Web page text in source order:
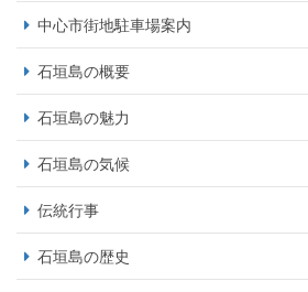
中心市街地駐車場案内
石垣島の概要
石垣島の魅力
石垣島の気候
伝統行事
石垣島の歴史